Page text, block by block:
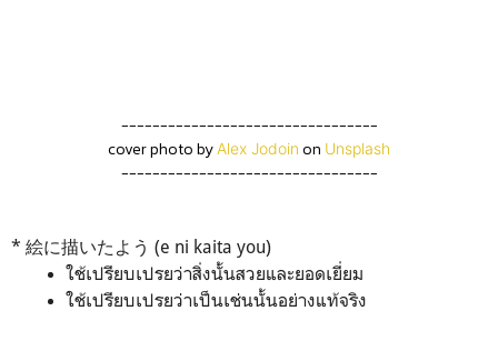
---------------------------------
cover photo by Alex Jodoin on Unsplash
---------------------------------
* 絵に描いたよう (e ni kaita you)
ใช้เปรียบเปรยว่าสิ่งนั้นสวยและยอดเยี่ยม
ใช้เปรียบเปรยว่าเป็นเช่นนั้นอย่างแท้จริง